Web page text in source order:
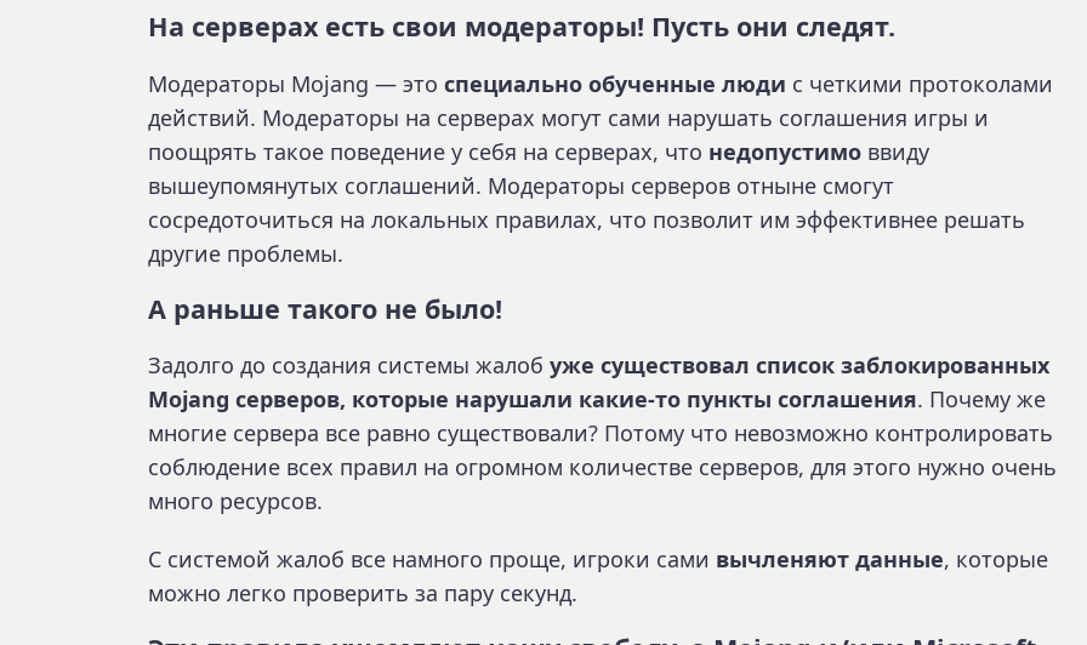
На серверах есть свои модераторы! Пусть они следят.
Модераторы Mojang — это специально обученные люди с четкими протоколами
действий. Модераторы на серверах могут сами нарушать соглашения игры и
поощрять такое поведение у себя на серверах, что недопустимо ввиду
вышеупомянутых соглашений. Модераторы серверов отныне смогут
сосредоточиться на локальных правилах, что позволит им эффективнее решать
другие проблемы.
А раньше такого не было!
Задолго до создания системы жалоб уже существовал список заблокированных
Mojang серверов, которые нарушали какие-то пункты соглашения. Почему же
многие сервера все равно существовали? Потому что невозможно контролировать
соблюдение всех правил на огромном количестве серверов, для этого нужно очень
много ресурсов.
С системой жалоб все намного проще, игроки сами вычленяют данные, которые
можно легко проверить за пару секунд.